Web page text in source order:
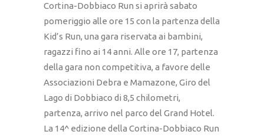
Cortina-Dobbiaco Run si aprirà sabato
pomeriggio alle ore 15 con la partenza della
Kid’s Run, una gara riservata ai bambini,
ragazzi fino ai 14 anni. Alle ore 17, partenza
della gara non competitiva, a favore delle
Associazioni Debra e Mamazone, Giro del
Lago di Dobbiaco di 8,5 chilometri,
partenza, arrivo nel parco del Grand Hotel.
La 14^ edizione della Cortina-Dobbiaco Run